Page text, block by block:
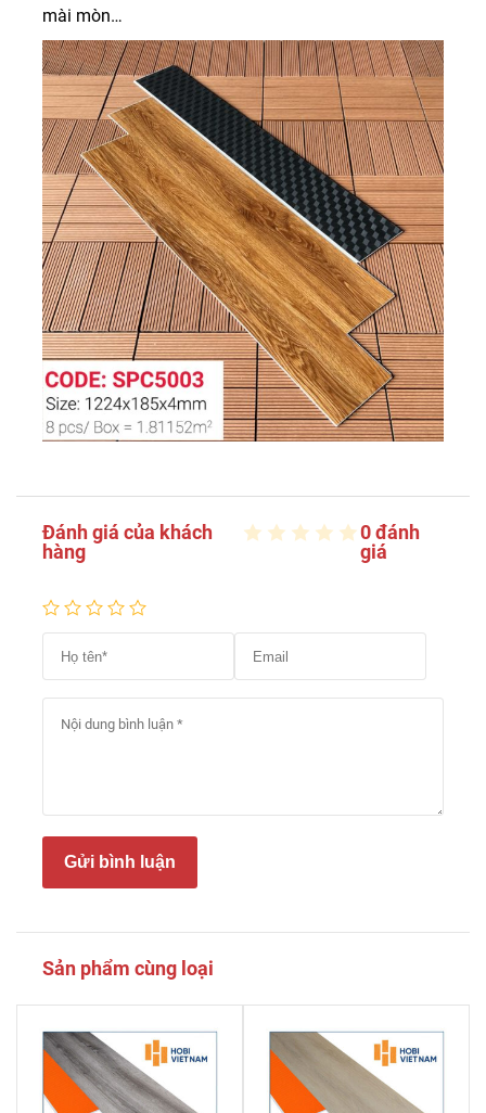
mài mòn…
Đánh giá của khách
hàng
0 đánh
giá
Gửi bình luận
Sản phẩm cùng loại